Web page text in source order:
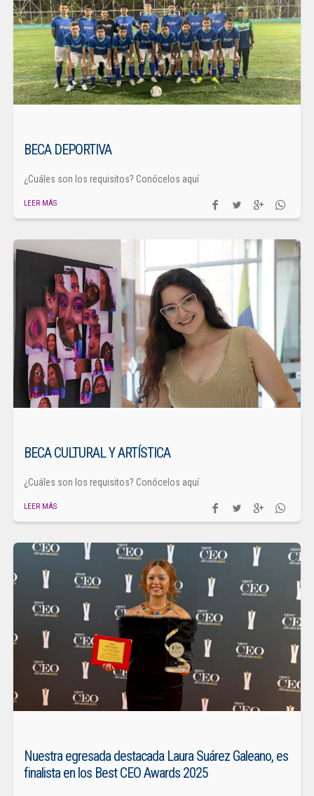
BECA DEPORTIVA
¿Cuáles son los requisitos? Conócelos aquí
LEER MÁS
BECA CULTURAL Y ARTÍSTICA
¿Cuáles son los requisitos? Conócelos aquí
LEER MÁS
Nuestra egresada destacada Laura Suárez Galeano, es
finalista en los Best CEO Awards 2025